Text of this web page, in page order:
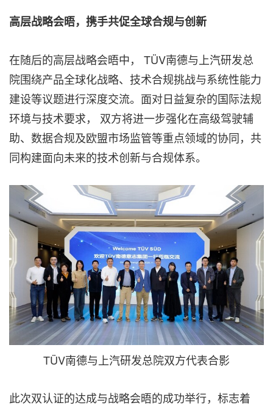
高层战略会晤，携手共促全球合规与创新
在随后的高层战略会晤中， TÜV南德与上汽研发总
院围绕产品全球化战略、技术合规挑战与系统性能力
建设等议题进行深度交流。面对日益复杂的国际法规
环境与技术要求， 双方将进一步强化在高级驾驶辅
助、数据合规及欧盟市场监管等重点领域的协同，共
同构建面向未来的技术创新与合规体系。
TÜV南德与上汽研发总院双方代表合影
此次双认证的达成与战略会晤的成功举行，标志着